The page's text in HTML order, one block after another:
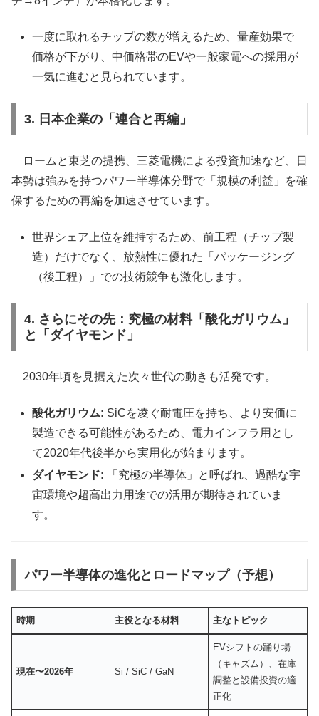
一度に取れるチップの数が増えるため、量産効果で
価格が下がり、中価格帯のEVや一般家電への採用が
一気に進むと見られています。
3. 日本企業の「連合と再編」
ロームと東芝の提携、三菱電機による投資加速など、日
本勢は強みを持つパワー半導体分野で「規模の利益」を確
保するための再編を加速させています。
世界シェア上位を維持するため、前工程（チップ製
造）だけでなく、放熱性に優れた「パッケージング
（後工程）」での技術競争も激化します。
4. さらにその先：究極の材料「酸化ガリウム」
と「ダイヤモンド」
2030年頃を見据えた次々世代の動きも活発です。
酸化ガリウム: SiCを凌ぐ耐電圧を持ち、より安価に
製造できる可能性があるため、電力インフラ用とし
て2020年代後半から実用化が始まります。
ダイヤモンド: 「究極の半導体」と呼ばれ、過酷な宇
宙環境や超高出力用途での活用が期待されていま
す。
パワー半導体の進化とロードマップ（予想）
時期 主役となる材料 主なトピック
現在〜2026年 Si / SiC / GaN
EVシフトの踊り場
（キャズム）、在庫
調整と設備投資の適
正化